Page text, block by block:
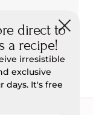
direct to
a recipe!
irresistible
exclusive
days. It's free